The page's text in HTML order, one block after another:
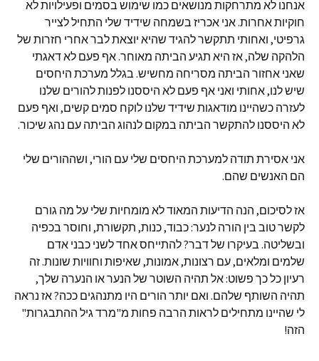
אנחנו לא מתרחקות מנושאים כמו שימוש בסמים ופעילויות לא
חוקיות אחרות. אני אכריז בשמחה שידיד שלי התחיל לצייר
גרפיטי, ואחותי תתקשר להגיד שהיא יוצאת לבר אחרי חזרות של
הלהקה שלה, אז היא תגיע הביתה מאוחר. אף פעם לא דאגתי
שאני אחזור הביתה מסריחה מחשיש. בגלל מערכת היחסים
שיש לנו, אחותי ואני אף פעם לא היססנו לפנות להורים שלנו
לעזרה כשהיינו מודאגות שידיד שלנו לוקח סמים קשים, ואף פעם
לא היססנו להתקשר הביתה במקום לנהוג הביתה עם נהג שיכור.
אני אסירת תודה למערכת היחסים שלי עם הורי, ושההורים שלי
הם האנשים שהם.
אז לסיכום, הנה הדיעות המאוד לא מומחיות שלי על מה גורם
לקשר טוב בין הורה לנער: כבוד, כנות, תקשורת, וחוסר בכפיה
ובשליטה. בעיקרו של דבר? להתייחס אחד לשני כבני אדם
שלמים ומלאים, עם רצונות, אמונות, שאיפות וחוויות שונות. זה
רעיון כל כך פשוט: אל תהיה השוטר של הנער או הנערה שלך,
תהיה השותף שלהם. ואם יותר הורים היו מתנהגים ככה? אז נראה
לי שהיינו מתחילים לראות הרבה פחות מ"מרד גיל ההתבגרות"
הזה!